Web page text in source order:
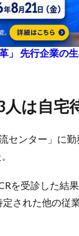
」 先行企業の
人は自宅
センター」に
を受診した結
された他の従